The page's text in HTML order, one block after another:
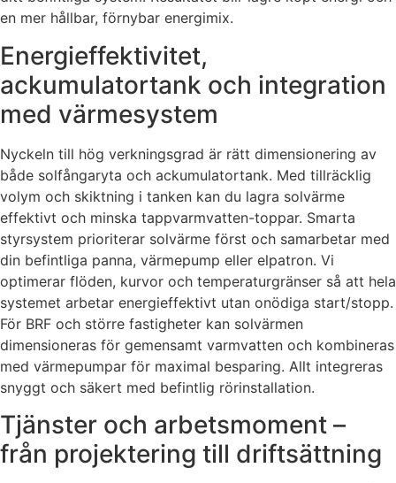
en mer hållbar, förnybar energimix.
Energieffektivitet,
ackumulatortank och integration
med värmesystem
Nyckeln till hög verkningsgrad är rätt dimensionering av
både solfångaryta och ackumulatortank. Med tillräcklig
volym och skiktning i tanken kan du lagra solvärme
effektivt och minska tappvarmvatten-toppar. Smarta
styrsystem prioriterar solvärme först och samarbetar med
din befintliga panna, värmepump eller elpatron. Vi
optimerar flöden, kurvor och temperaturgränser så att hela
systemet arbetar energieffektivt utan onödiga start/stopp.
För BRF och större fastigheter kan solvärmen
dimensioneras för gemensamt varmvatten och kombineras
med värmepumpar för maximal besparing. Allt integreras
snyggt och säkert med befintlig rörinstallation.
Tjänster och arbetsmoment –
från projektering till driftsättning